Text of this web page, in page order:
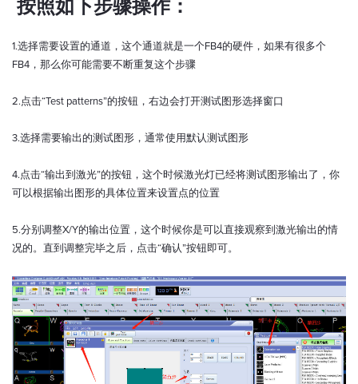
按照如下步骤操作：
1.选择需要设置的通道，这个通道就是一个FB4的硬件，如果有很多个
FB4，那么你可能需要不断重复这个步骤
2.点击“Test patterns”的按钮，右边会打开测试图形选择窗口
3.选择需要输出的测试图形，通常使用默认测试图形
4.点击“输出到激光”的按钮，这个时候激光灯已经将测试图形输出了，你
可以根据输出图形的具体位置来设置点的位置
5.分别调整X/Y的输出位置，这个时候你是可以直接观察到激光输出的情
况的。直到调整完毕之后，点击“确认”按钮即可。